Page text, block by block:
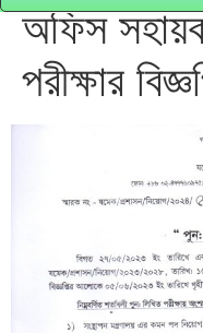
অফিস
পরীক্ষার